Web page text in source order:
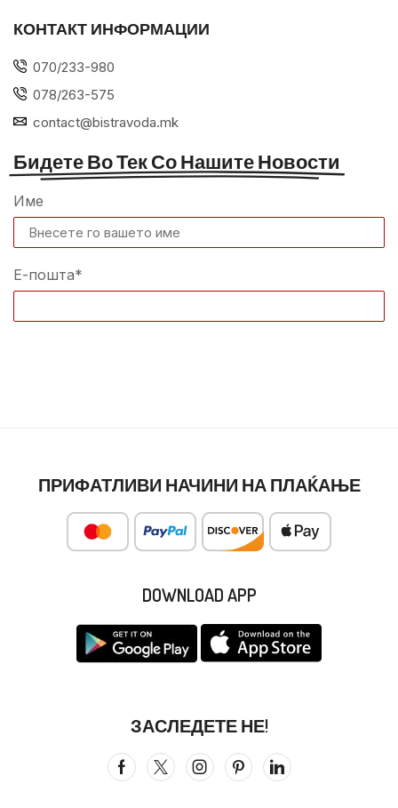
КОНТАКТ ИНФОРМАЦИИ
070/233-980
078/263-575
contact@bistravoda.mk
Бидете Во Тек Со Нашите Новости
Име
Е-пошта*
ПРИФАТЛИВИ НАЧИНИ НА ПЛАЌАЊЕ
DOWNLOAD APP
ЗАСЛЕДЕТЕ НЕ!